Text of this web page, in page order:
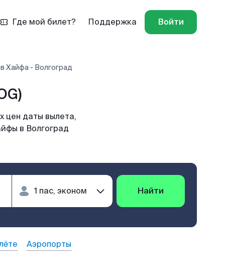
Где мой билет? Поддержка Войти
Хайфа - Волгоград
цен даты вылета,
в Волгоград
Найти
Аэропорты